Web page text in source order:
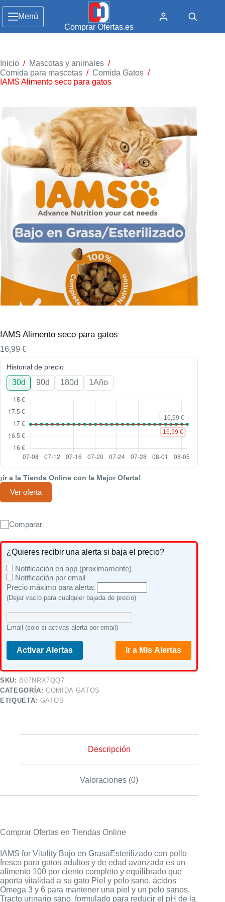
Menú
Comprar Ofertas.es
Inicio / Mascotas y animales /
Comida para mascotas / Comida Gatos /
IAMS Alimento seco para gatos
IAMS Alimento seco para gatos
16,99 €
Historial de precio
30d 90d 180d 1Año
¡ir a la Tienda Online con la Mejor Oferta!
Ver oferta
Comparar
¿Quieres recibir una alerta si baja el precio?
Notificación en app (proximamente)
Notificación por email
Precio máximo para alerta:
(Dejar vacío para cualquier bajada de precio)
Email (solo si activas alerta por email)
Activar Alertas Ir a Mis Alertas
SKU: B07NRX7QQ7
CATEGORÍA:COMIDA GATOS
ETIQUETA: GATOS
Descripción
Valoraciones (0)
Comprar Ofertas en Tiendas Online
IAMS for Vitality Bajo en GrasaEsterilizado con pollo
fresco para gatos adultos y de edad avanzada es un
alimento 100 por ciento completo y equilibrado que
aporta vitalidad a su gato Piel y pelo sano, ácidos
Omega 3 y 6 para mantener una piel y un pelo sanos,
Tracto urinario sano, formulado para reducir el pH de la